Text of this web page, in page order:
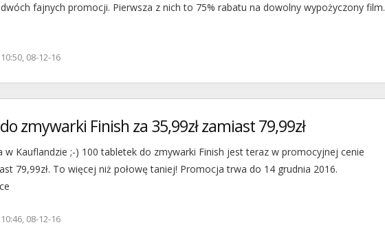
fajnych promocji. Pierwsza z nich to 75% rabatu na dowolny wypożyczony film.
10:50, 08-12-16
zmywarki Finish za 35,99zł zamiast 79,99zł
w Kauflandzie ;-) 100 tabletek do zmywarki Finish jest teraz w promocyjnej cenie
79,99zł. To więcej niż połowę taniej! Promocja trwa do 14 grudnia 2016.
10:46, 08-12-16